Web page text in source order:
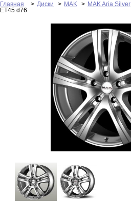
Главная > Диски > MAK > MAK Aria Silver
ET45 d76